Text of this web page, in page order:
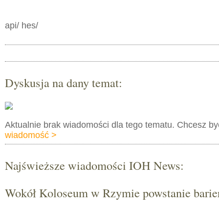
api/ hes/
Dyskusja na dany temat:
Aktualnie brak wiadomości dla tego tematu. Chcesz
wiadomość >
Najświeższe wiadomości IOH News:
Wokół Koloseum w Rzymie powstanie